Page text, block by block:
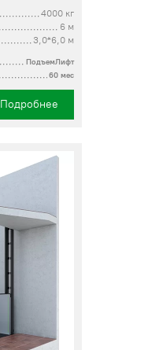
4000 кг
6 м
3,0*6,0 м
ПодъемЛифт
60 мес
Подробнее